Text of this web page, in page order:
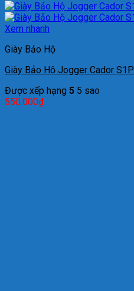
Xem nhanh
Giày Bảo Hộ
Giày Bảo Hộ Jogger Cador S1P
Được xếp hạng 5 5 sao
550.000₫